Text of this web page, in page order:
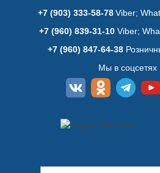
+7 (903) 333-58-78 Viber;
+7 (960) 839-31-10Viber;
+7 (960) 847-64-38
Мы в соцсетях